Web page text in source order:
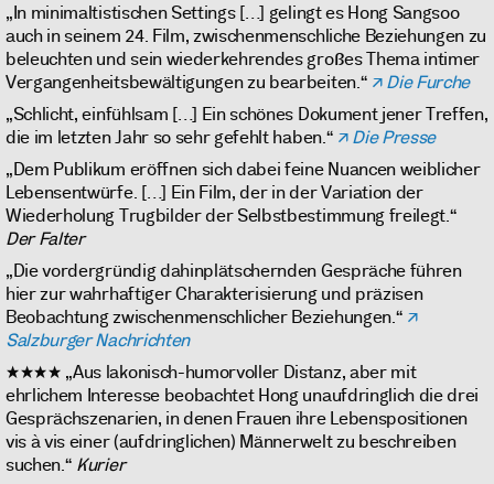
„In minimaltistischen Settings […] gelingt es Hong Sangsoo
auch in seinem 24. Film, zwischenmenschliche Beziehungen zu
beleuchten und sein wiederkehrendes großes Thema intimer
Vergangenheitsbewältigungen zu bearbeiten.“
Die Furche
„Schlicht, einfühlsam […] Ein schönes Dokument jener Treffen,
die im letzten Jahr so sehr gefehlt haben.“
Die Presse
„Dem Publikum eröffnen sich dabei feine Nuancen weiblicher
Lebensentwürfe. […] Ein Film, der in der Variation der
Wiederholung Trugbilder der Selbstbestimmung freilegt.“
Der Falter
„Die vordergründig dahinplätschernden Gespräche führen
hier zur wahrhaftiger Charakterisierung und präzisen
Beobachtung zwischenmenschlicher Beziehungen.“
Salzburger Nachrichten
★★★★ „Aus lakonisch-humorvoller Distanz, aber mit
ehrlichem Interesse beobachtet Hong unaufdringlich die drei
Gesprächszenarien, in denen Frauen ihre Lebenspositionen
vis à vis einer (aufdringlichen) Männerwelt zu beschreiben
suchen.“ Kurier